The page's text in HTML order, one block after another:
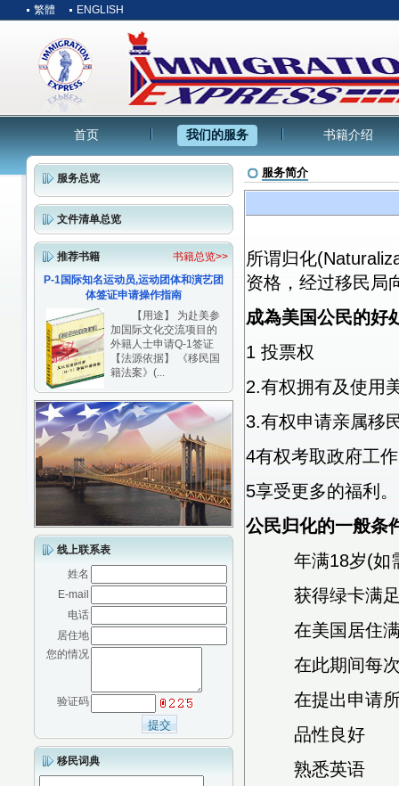
繁體 ENGLISH
首页 我们的服务 书籍介绍
服务总览
文件清单总览
推荐书籍
书籍总览>>
P-1国际知名运动员,运动团体和演艺团
体签证申请操作指南
【用途】 为赴美参
加国际文化交流项目的
外籍人士申请Q-1签证
【法源依据】 《移民国
籍法案》(...
线上联系表
姓名
E-mail
电话
居住地
您的情况
验证码
移民词典
服务简介
所谓归化
资格，经过移民局
成為美国公民的好
1 投票权
2.有权拥有及使用
3.有权申请亲属移
4有权考取政府工
5享受更多的福利。
公民归化的一般条
年满18岁(如需
获得绿卡满足
在美国居住满
在此期间每次
在提出申请所
品性良好
熟悉英语